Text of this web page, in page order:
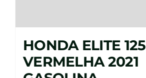
HONDA ELITE 125
VERMELHA 2021